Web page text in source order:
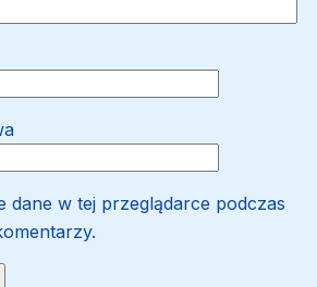
dane w tej przeglądarce podczas